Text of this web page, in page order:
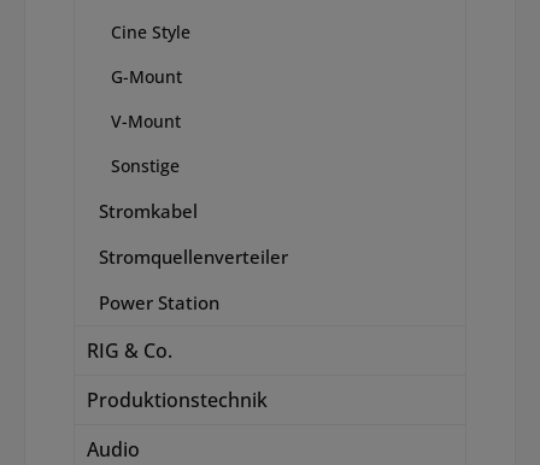
Cine Style
G-Mount
V-Mount
Sonstige
Stromkabel
Stromquellenverteiler
Power Station
RIG & Co.
Produktionstechnik
Audio